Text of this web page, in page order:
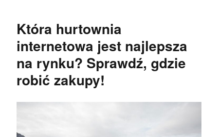
Która hurtownia
internetowa jest najlepsza
na rynku? Sprawdź, gdzie
robić zakupy!